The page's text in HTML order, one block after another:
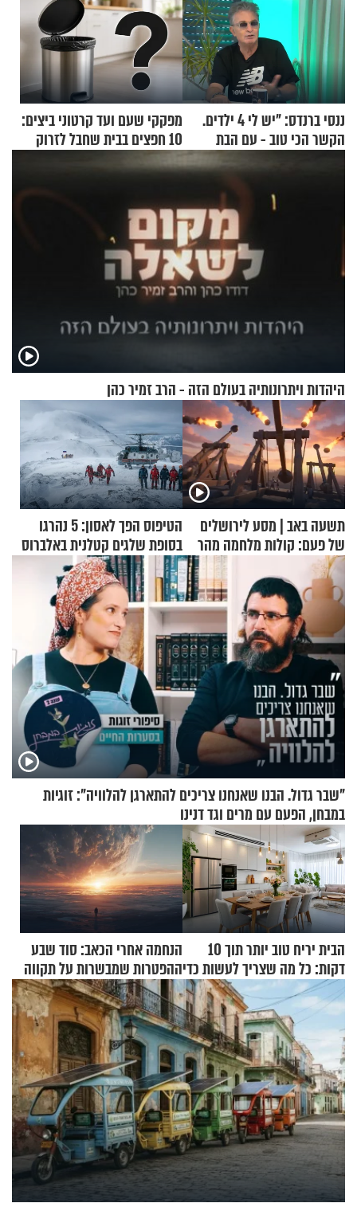
ננסי ברנדס: "יש לי 4 ילדים.
הקשר הכי טוב - עם הבת
מפקקי שעם ועד קרטוני ביצים:
10 חפצים בבית שחבל לזרוק
לפח
היהדות ויתרונותיה בעולם הזה - הרב זמיר כהן
תשעה באב | מסע לירושלים
של פעם: קולות מלחמה מהר
הזיתים
הטיפוס הפך לאסון: 5 נהרגו
בסופת שלגים קטלנית באלברוס
"שבר גדול. הבנו שאנחנו צריכים להתארגן להלוויה": זוגיות
במבחן, הפעם עם מרים וגד דנינו
הבית יריח טוב יותר תוך 10
דקות: כל מה שצריך לעשות כדי
לרענן את הבית
הנחמה אחרי הכאב: סוד שבע
ההפטרות שמבשרות על תקווה
וגאולה